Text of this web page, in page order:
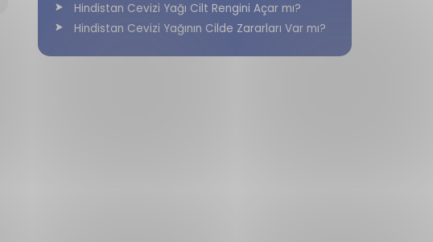
Hindistan Cevizi Yağı Cilt Rengini Açar mı?
Hindistan Cevizi Yağının Cilde Zararları Var mı?